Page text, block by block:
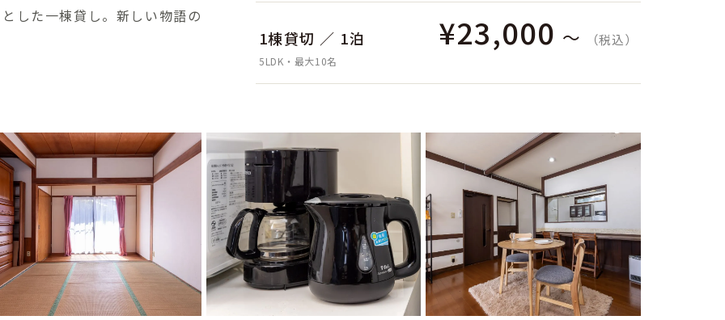
した一棟貸し。新しい物語の
1棟貸切 ／ 1泊
5LDK・最大10名
¥23,000 〜 （税込）